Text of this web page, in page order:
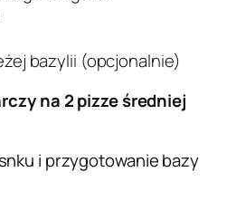
bazylii (opcjonalnie)
na 2 pizze średniej
i przygotowanie bazy